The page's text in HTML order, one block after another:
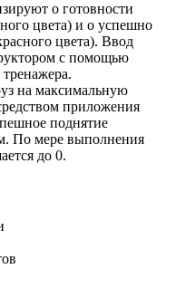
о готовности
цвета) и о успешно
цвета). Ввод
с помощью
на максимальную
приложения
поднятие
По мере выполнения
до 0.